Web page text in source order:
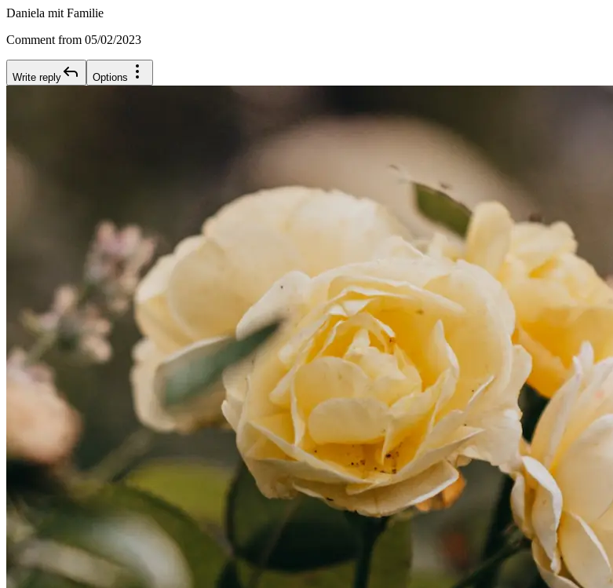
Daniela mit Familie
Comment from 05/02/2023
Write reply Options